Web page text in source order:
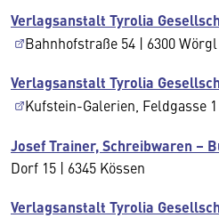
Verlagsanstalt Tyrolia
Bahnhofstraße 54 | 6300 Wörgl
Verlagsanstalt Tyrolia
Kufstein-Galerien, Feldgasse
Josef Trainer, Schreibwaren –
Dorf 15 | 6345 Kössen
Verlagsanstalt Tyrolia